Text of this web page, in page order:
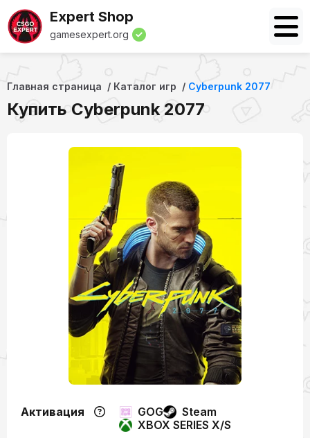
Expert Shop
gamesexpert.org
Главная страница Каталог игр Cyberpunk 2077
Купить Cyberpunk 2077
Активация GOG
Steam
XBOX SERIES X/S